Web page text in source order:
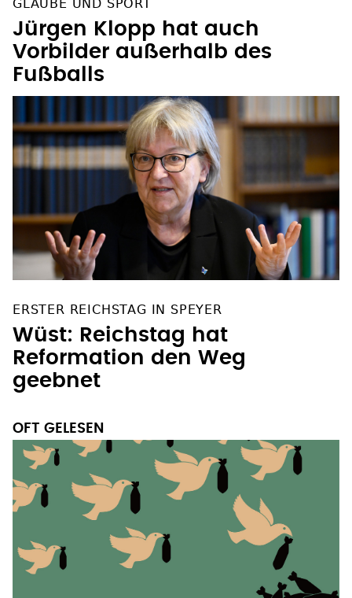
GLAUBE UND SPORT
Jürgen Klopp hat auch
Vorbilder außerhalb des
Fußballs
ERSTER REICHSTAG IN SPEYER
Wüst: Reichstag hat
Reformation den Weg
geebnet
OFT GELESEN